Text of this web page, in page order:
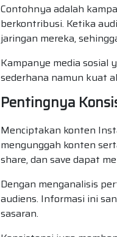
Contohnya adalah
berkontribusi. Ketika
jaringan mereka,
Kampanye media sosial
sederhana namun kuat
Pentingnya
Menciptakan konten
mengunggah konten
share, dan save dapat
Dengan menganalisis
audiens. Informasi ini
sasaran.